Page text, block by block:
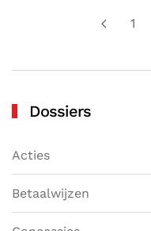
1
Dossiers
Acties
Betaalwijzen